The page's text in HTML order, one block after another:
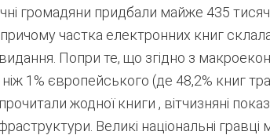
громадяни придбали майже 435
частка електронних книг
Попри те, що згідно з
1% європейського (де 48,2% книг
жодної книги , вітчизняні
Великі національні